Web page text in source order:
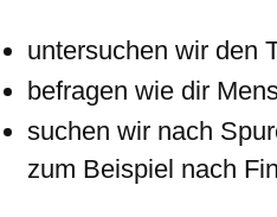
untersuchen wir den
befragen wie dir
suchen wir nach
zum Beispiel nach